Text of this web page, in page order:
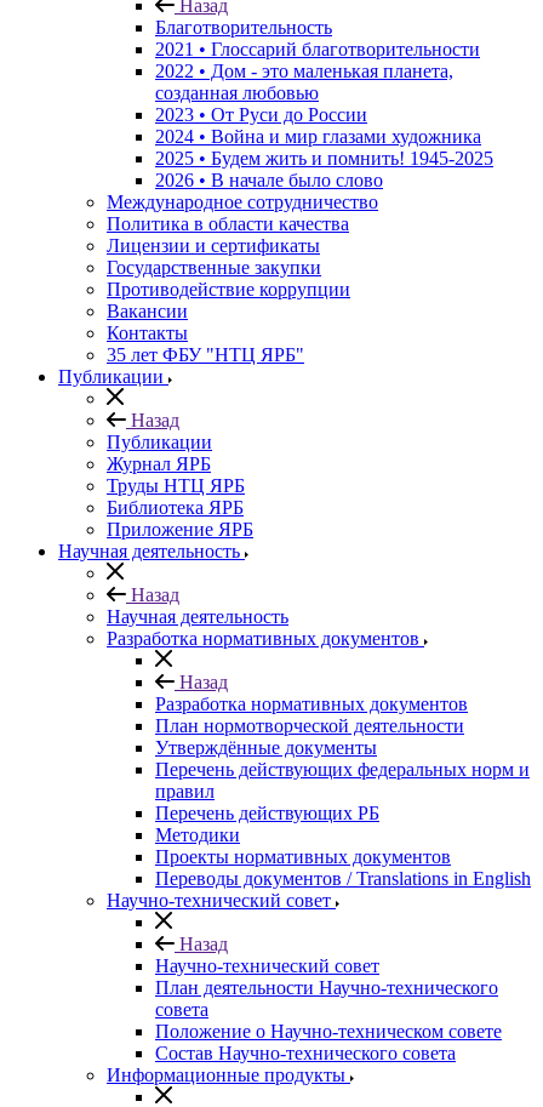
Назад
Благотворительность
2021 • Глоссарий благотворительности
2022 • Дом - это маленькая планета,
созданная любовью
2023 • От Руси до России
2024 • Война и мир глазами художника
2025 • Будем жить и помнить! 1945-2025
2026 • В начале было слово
Международное сотрудничество
Политика в области качества
Лицензии и сертификаты
Государственные закупки
Противодействие коррупции
Вакансии
Контакты
35 лет ФБУ "НТЦ ЯРБ"
Публикации
Назад
Публикации
Журнал ЯРБ
Труды НТЦ ЯРБ
Библиотека ЯРБ
Приложение ЯРБ
Научная деятельность
Назад
Научная деятельность
Разработка нормативных документов
Назад
Разработка нормативных документов
План нормотворческой деятельности
Утверждённые документы
Перечень действующих федеральных норм и
правил
Перечень действующих РБ
Методики
Проекты нормативных документов
Переводы документов / Translations in English
Научно-технический совет
Назад
Научно-технический совет
План деятельности Научно-технического
совета
Положение о Научно-техническом совете
Состав Научно-технического совета
Информационные продукты